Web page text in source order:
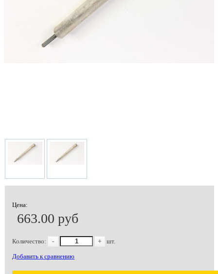
Цена:
663.00 руб
Количество: - + шт.
Добавить к сравнению